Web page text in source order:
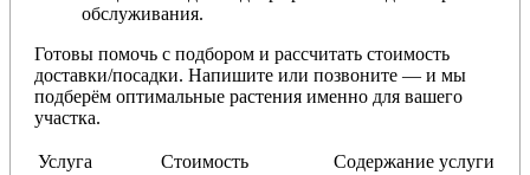
обслуживания.
Готовы помочь с подбором и рассчитать стоимость
доставки/посадки. Напишите или позвоните — и мы
подберём оптимальные растения именно для вашего
участка.
Услуга Стоимость Содержание услуги